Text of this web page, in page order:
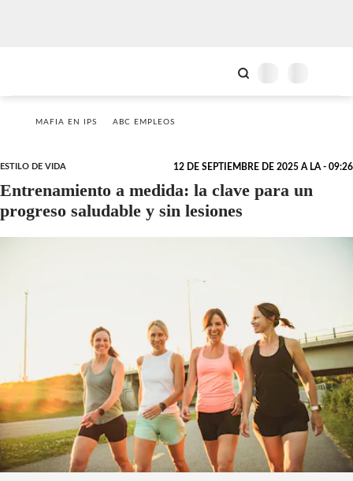
MAFIA EN IPS ABC EMPLEOS
ESTILO DE VIDA 12 DE SEPTIEMBRE DE 2025 A LA - 09:26
Entrenamiento a medida: la clave para un
progreso saludable y sin lesiones